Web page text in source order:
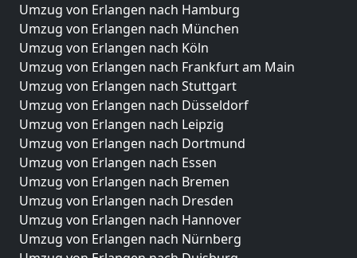
Umzug von Erlangen nach Hamburg
Umzug von Erlangen nach München
Umzug von Erlangen nach Köln
Umzug von Erlangen nach Frankfurt am Main
Umzug von Erlangen nach Stuttgart
Umzug von Erlangen nach Düsseldorf
Umzug von Erlangen nach Leipzig
Umzug von Erlangen nach Dortmund
Umzug von Erlangen nach Essen
Umzug von Erlangen nach Bremen
Umzug von Erlangen nach Dresden
Umzug von Erlangen nach Hannover
Umzug von Erlangen nach Nürnberg